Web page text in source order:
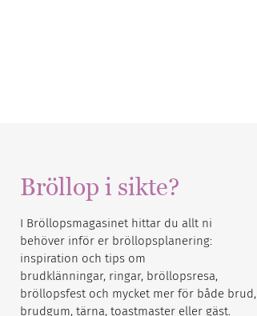
Bröllop i sikte?
I Bröllopsmagasinet hittar du allt ni
behöver inför er bröllopsplanering:
inspiration och tips om
brudklänningar, ringar, bröllopsresa,
bröllopsfest och mycket mer för både brud,
brudgum, tärna, toastmaster eller gäst.